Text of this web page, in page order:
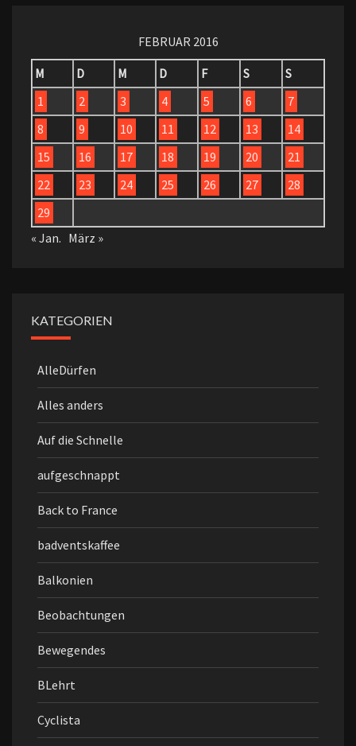
FEBRUAR 2016
M
D M D F S
S
1
2 3 4 5 6
7
8
9 10 11 12 13
14
15
16 17 18 19 20
21
22
23 24 25 26 27
28
29
« Jan. März »
KATEGORIEN
AlleDürfen
Alles anders
Auf die Schnelle
aufgeschnappt
Back to France
badventskaffee
Balkonien
Beobachtungen
Bewegendes
BLehrt
Cyclista